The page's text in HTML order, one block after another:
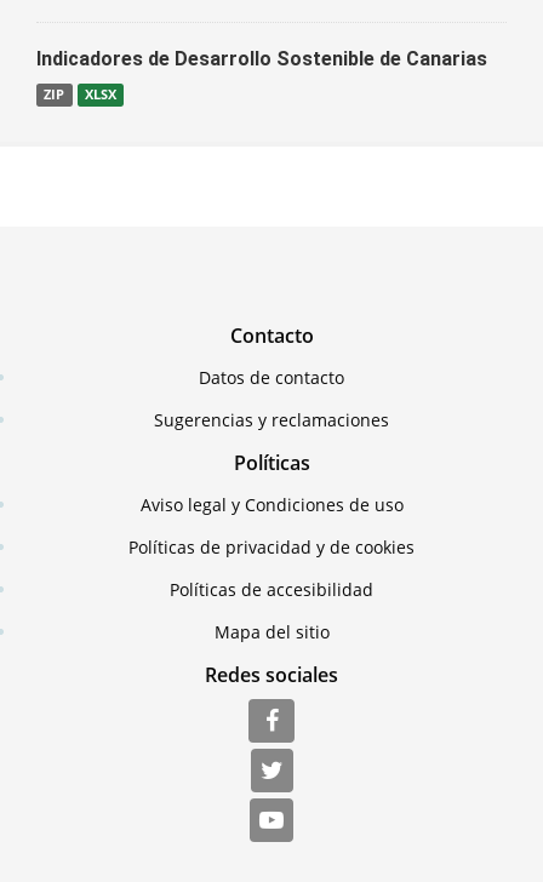
Indicadores de Desarrollo Sostenible de Canarias
ZIP XLSX
Contacto
Datos de contacto
Sugerencias y reclamaciones
Políticas
Aviso legal y Condiciones de uso
Políticas de privacidad y de cookies
Políticas de accesibilidad
Mapa del sitio
Redes sociales